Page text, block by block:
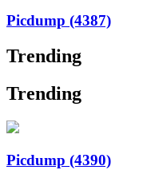
Picdump (4387)
Trending
Trending
Picdump (4390)